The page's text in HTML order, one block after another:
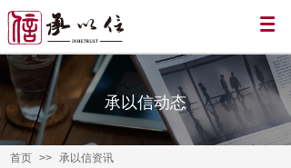
首页 >> 承以信资讯
承以信动态